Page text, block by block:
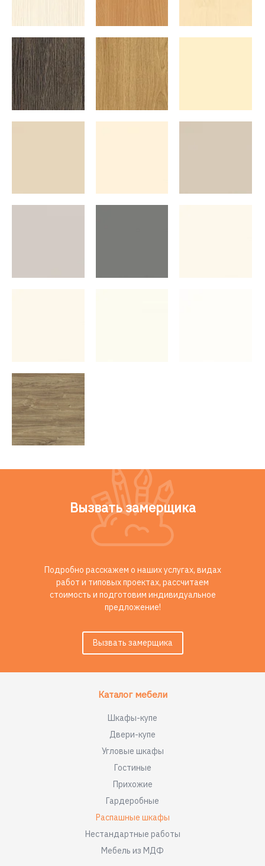
Вызвать замерщика
Подробно расскажем о наших услугах, видах
работ и типовых проектах, рассчитаем
стоимость и подготовим индивидуальное
предложение!
Вызвать замерщика
Каталог мебели
Шкафы-купе
Двери-купе
Угловые шкафы
Гостиные
Прихожие
Гардеробные
Распашные шкафы
Нестандартные работы
Мебель из МДФ